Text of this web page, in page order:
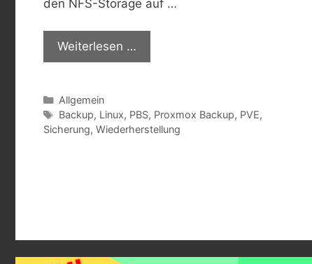
den NFS-Storage auf …
Weiterlesen …
Kategorien
Allgemein
Schlagwörter
Backup, Linux, PBS, Proxmox Backup, PVE,
Sicherung, Wiederherstellung